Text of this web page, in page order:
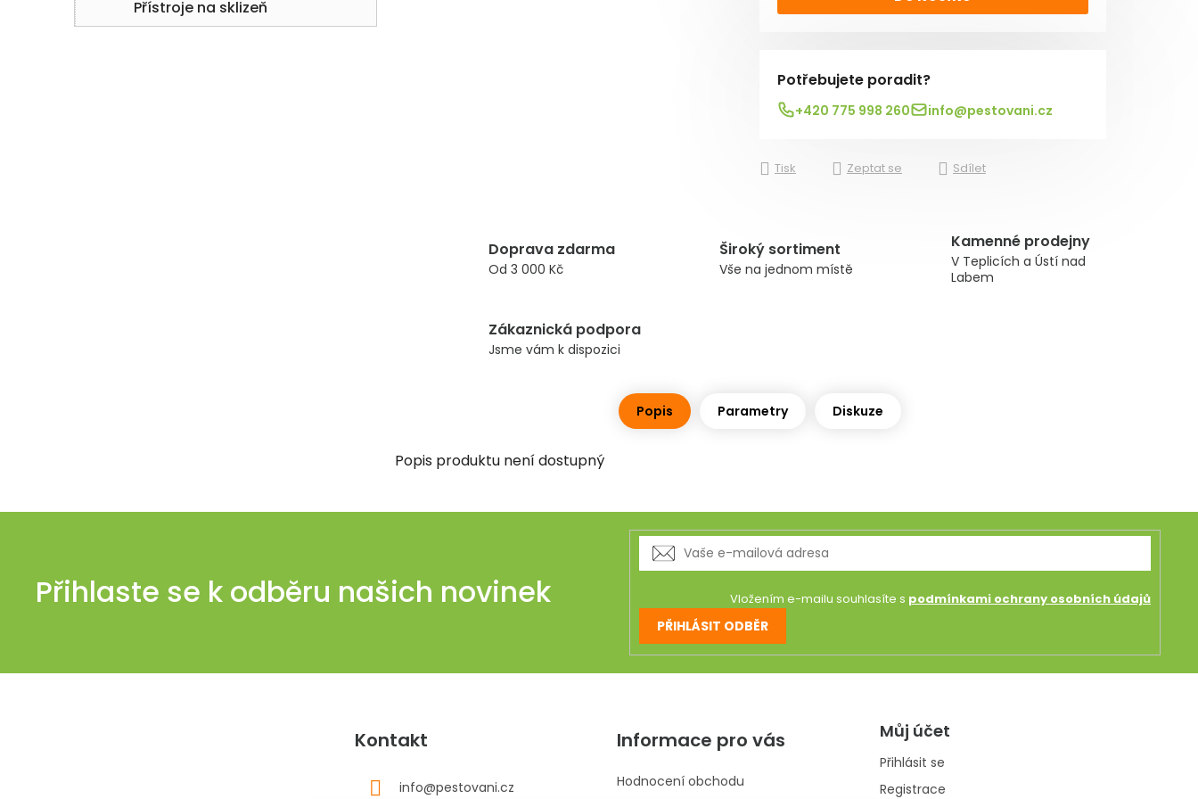
Přístroje na sklizeň
Potřebujete poradit?
+420 775 998 260 info@pestovani.cz
Tisk Zeptat se Sdílet
Doprava zdarma
Od 3 000 Kč
Široký sortiment
Vše na jednom místě
Kamenné prodejny
V Teplicích a Ústí nad
Labem
Zákaznická podpora
Jsme vám k dispozici
Popis Parametry Diskuze
Popis produktu není dostupný
Přihlaste se k odběru našich novinek Vložením e-mailu souhlasíte s podmínkami ochrany osobních údajů
PŘIHLÁSIT ODBĚR
Kontakt
info@pestovani.cz
Informace pro vás
Hodnocení obchodu
Můj účet
Přihlásit se
Registrace